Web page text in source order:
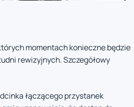
momentach konieczne będzie
rewizyjnych. Szczegółowy
łączącego przystanek